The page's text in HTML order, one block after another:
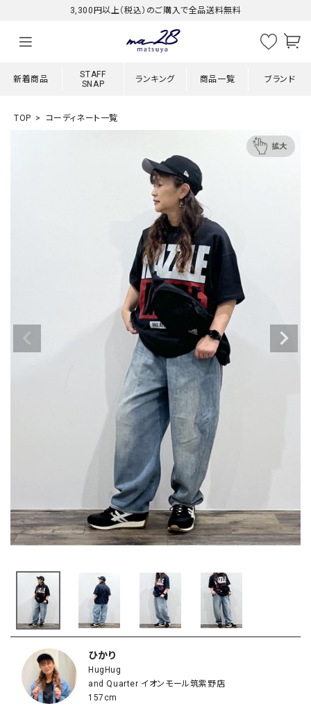
3,300円以上（税込）のご購入で全品送料無料
新着商品
STAFF
SNAP
ランキング 商品一覧 ブランド
TOP コーディネート一覧
ひかり
HugHug
and Quarter イオンモール筑紫野店
157cm